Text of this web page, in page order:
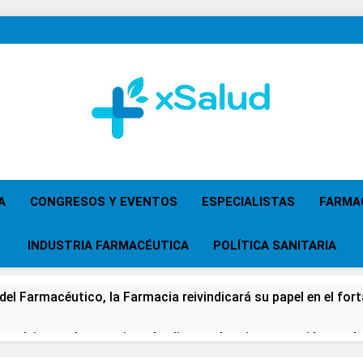
XSalud
CONGRESOS Y EVENTOS ESPECIALISTAS
INDUSTRIA FARMACÉUTICA POLÍTICA SANITARIA
Farmacéutico, la Farmacia reivindicará su papel en el
advierten de que mirar el eclipse solar sin protección